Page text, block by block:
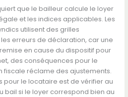
que le bailleur calcule le loyer
et les indices applicables. Les
utilisent des grilles
erreurs de déclaration, car une
en cause du dispositif pour
des conséquences pour le
fiscale réclame des ajustements.
pour le locataire est de vérifier au
bail si le loyer correspond bien au